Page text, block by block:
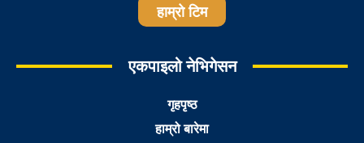
हाम्रो टिम
एकपाइलो नेभिगेसन
गृहपृष्ठ
हाम्रो बारेमा